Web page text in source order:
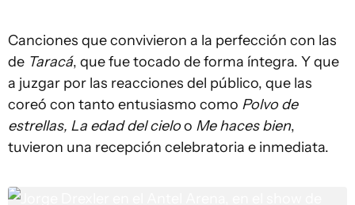
Canciones que convivieron a la perfección con las
de Taracá, que fue tocado de forma íntegra. Y que
a juzgar por las reacciones del público, que las
coreó con tanto entusiasmo como Polvo de
estrellas, La edad del cieloo Me haces bien,
tuvieron una recepción celebratoria e inmediata.